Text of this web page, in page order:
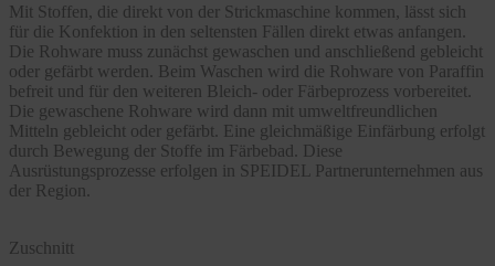
Mit Stoffen, die direkt von der Strickmaschine kommen, lässt sich
für die Konfektion in den seltensten Fällen direkt etwas anfangen.
Die Rohware muss zunächst gewaschen und anschließend gebleicht
oder gefärbt werden. Beim Waschen wird die Rohware von Paraffin
befreit und für den weiteren Bleich- oder Färbeprozess vorbereitet.
Die gewaschene Rohware wird dann mit umweltfreundlichen
Mitteln gebleicht oder gefärbt. Eine gleichmäßige Einfärbung erfolgt
durch Bewegung der Stoffe im Färbebad. Diese
Ausrüstungsprozesse erfolgen in SPEIDEL Partnerunternehmen aus
der Region.
Zuschnitt